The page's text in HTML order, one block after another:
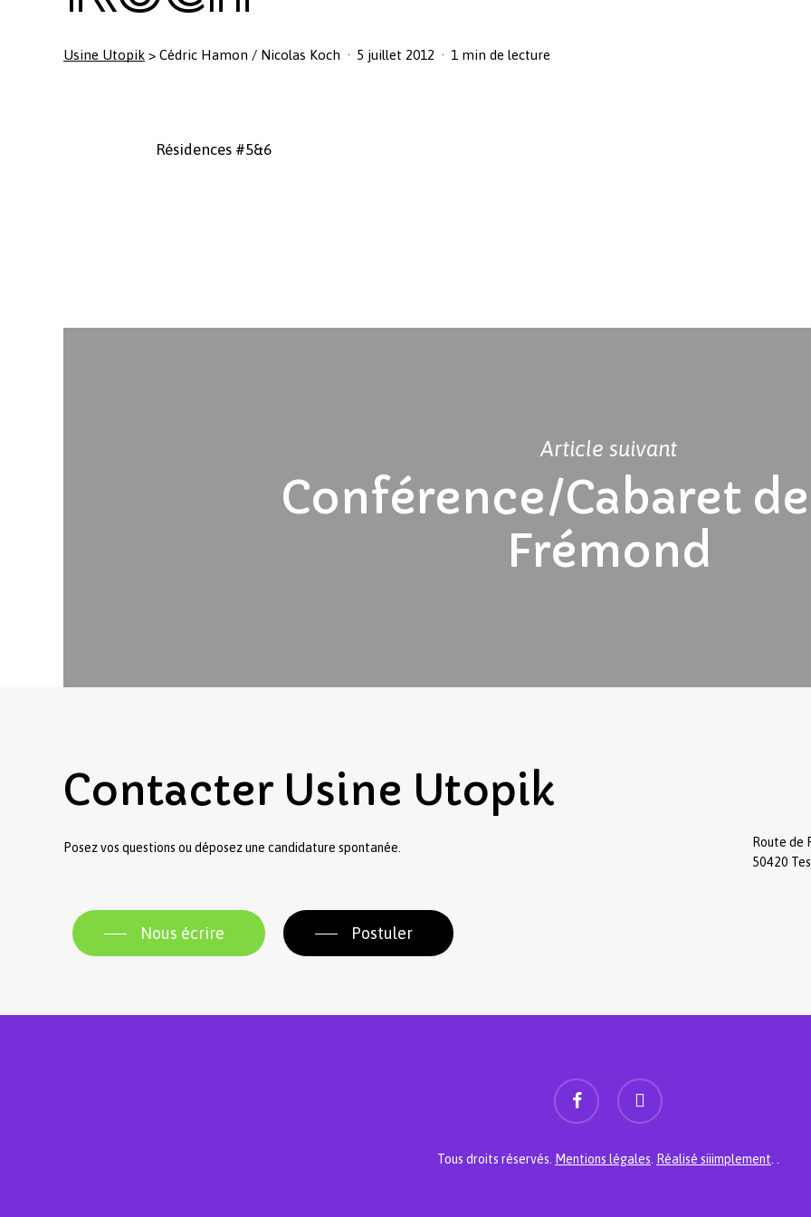
Usine Utopik > Cédric Hamon / Nicolas Koch 5 juillet 2012 1 min de lecture
Résidences #5&6
Article suivant
Conférence/Cabaret
Frémond
Contacter Usine Utopik
Posez vos questions ou déposez une candidature spontanée.
Nous écrire Postuler
Route de
50420
facebook instagram
Tous droits réservés. Mentions légales Réalisé siiimplement